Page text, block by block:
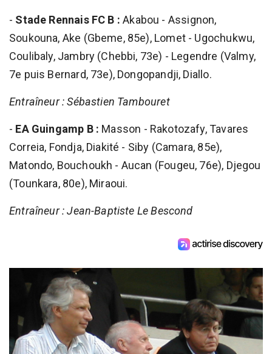
- Stade Rennais FC B : Akabou - Assignon,
Soukouna, Ake (Gbeme, 85e), Lomet - Ugochukwu,
Coulibaly, Jambry (Chebbi, 73e) - Legendre (Valmy,
7e puis Bernard, 73e), Dongopandji, Diallo.
Entraîneur : Sébastien Tambouret
- EA Guingamp B : Masson - Rakotozafy, Tavares
Correia, Fondja, Diakité - Siby (Camara, 85e),
Matondo, Bouchoukh - Aucan (Fougeu, 76e), Djegou
(Tounkara, 80e), Miraoui.
Entraîneur : Jean-Baptiste Le Bescond